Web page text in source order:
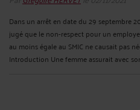
Dans un arrêt en date du 29 septembre
jugé que le non-respect pour un
au moins égale au SMIC ne causait pas
Introduction Une femme assurait avec